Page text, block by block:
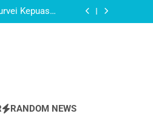
Berkepastian
Kepuasan
I Tahun 2026
Rekonsiliasi
RANDOM NEWS